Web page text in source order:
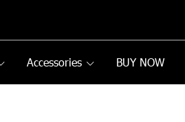
Accessories BUY NOW